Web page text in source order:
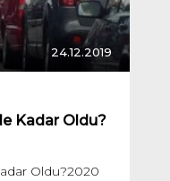
24.12.2019
Kadar Oldu?
Oldu?2020